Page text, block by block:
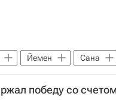
Йемен Сана
победу со